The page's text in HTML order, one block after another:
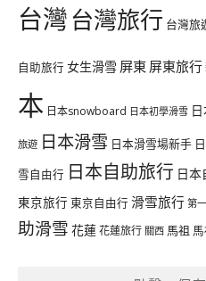
台灣台灣旅行 台灣旅
自助旅行 女生滑雪 屏東 屏東旅行
本 日本snowboard 日本初學滑雪
旅遊 日本滑雪 日本滑雪場新手
雪自由行 日本自助旅行 日本
東京旅行 東京自由行 滑雪旅行 第
助滑雪 花蓮花蓮旅行 關西 馬祖